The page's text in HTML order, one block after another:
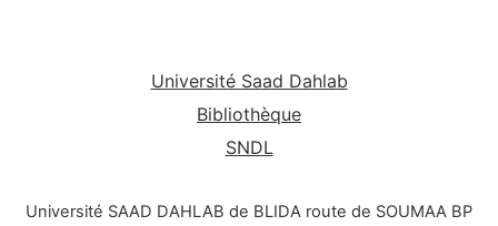
Université Saad Dahlab
Bibliothèque
SNDL
Université SAAD DAHLAB de BLIDA route de SOUMAA BP